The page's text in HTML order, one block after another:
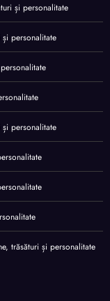
și personalitate
și personalitate
și personalitate
trăsături și personalitate